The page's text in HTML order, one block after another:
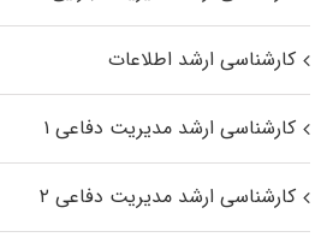
کارشناسی ارشد اطلاعات
کارشناسی ارشد مدیریت دفاعی ۱
کارشناسی ارشد مدیریت دفاعی ۲